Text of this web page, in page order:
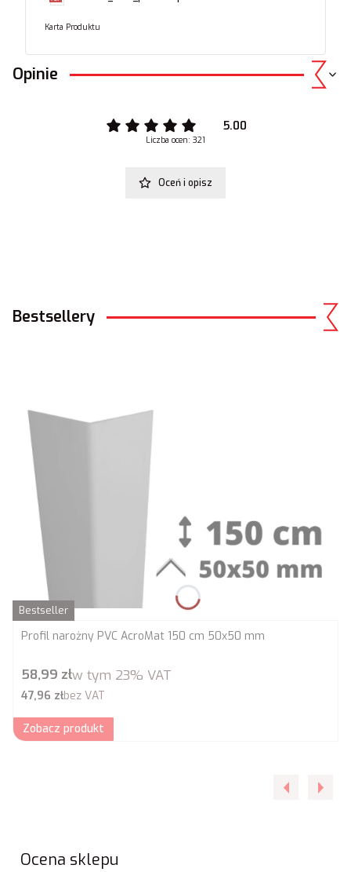
Karta Produktu
Opinie
5.00
Liczba ocen: 321
Oceń i opisz
Bestsellery
Bestseller
Profil narożny PVC AcroMat 150 cm 50x50 mm
Cena brutto
58,99 złw tym 23% VAT
Cena netto
47,96 złbez VAT
Zobacz produkt
Ocena sklepu